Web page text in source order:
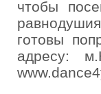
чтобы
готовы
адресу: